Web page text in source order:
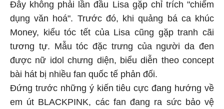
Đây không phải lần đầu Lisa gặp chỉ trích "chiếm
dụng văn hoá". Trước đó, khi quảng bá ca khúc
Money, kiểu tóc tết của Lisa cũng gặp tranh cãi
tương tự. Mẫu tóc đặc trưng của người da đen
được nữ idol chưng diện, biểu diễn theo concept
bài hát bị nhiều fan quốc tế phản đối.
Đứng trước những ý kiến tiêu cực đang hướng về
em út BLACKPINK, các fan đang ra sức bảo vệ